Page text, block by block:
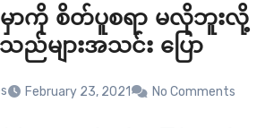
ာကို စိတ်ပူစရာ မလိုဘူးလို့
များအသင်း ပြော
February 23, 2021 No Comments